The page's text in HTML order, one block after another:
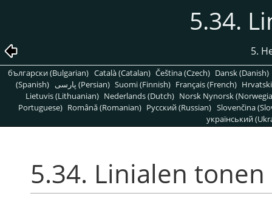
5.34.
5.
български (Bulgarian) Català (Catalan) Čeština (Czech) Dansk (Danish)
(Spanish)
پارسی (Persian) Suomi (Finnish) Français (French)
Lietuvis (Lithuanian) Nederlands (Dutch) Norsk Nynorsk
Portuguese) Română (Romanian) Pусский (Russian) Slovenčina
український
5.34. Linialen tonen